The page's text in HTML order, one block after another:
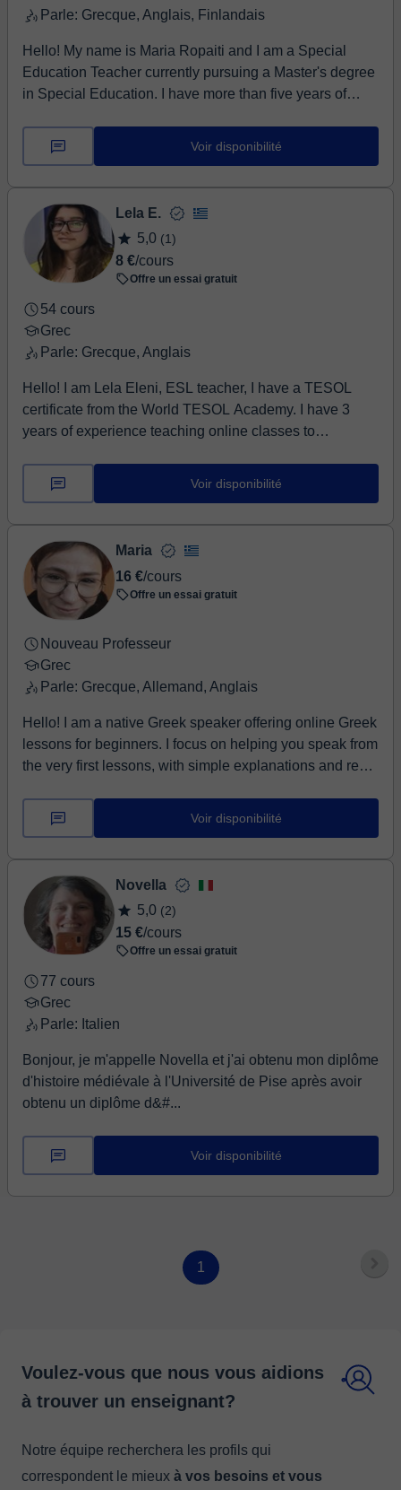
Parle: Grecque, Anglais, Finlandais
Hello! My name is Maria Ropaiti and I am a Special
Education Teacher currently pursuing a Master's degree
in Special Education. I have more than five years of
educational needs and helping them learn in a positive
and encouraging environment. I believe every child
according to each student's needs, goals and learning
style. My classes are friendly, patient and interactive,
helping students feel comfortable and confident while
learning. I can help children and beginners learn Greek
through conversations, activities, games and
personalized teaching methods. I enjoy creating a
supportive environment where students feel motivated
and understood. My goal is not only to teach, but also to
would be happy to support you in reaching your goals
and I look forward to meeting you!
Voir disponibilité
Lela E.
5,0 (1)
8 €/cours
Offre un essai gratuit
54 cours
Grec
Parle: Grecque, Anglais
Hello! I am Lela Eleni, ESL teacher, I have a TESOL
certificate from the World TESOL Academy. I have 3
years of experience teaching online classes to
on conversational English. I like to organise my online
English classes according to the learning objective and I
I will be happy to be your English teacher to help you
achieve everything you set out to do in terms of your
level of English!
Voir disponibilité
Maria
16 €/cours
Offre un essai gratuit
Nouveau Professeur
Grec
Parle: Grecque, Allemand, Anglais
Hello! I am a native Greek speaker offering online Greek
lessons for beginners. I focus on helping you speak from
the very first lessons, with simple explanations and real-
German, which makes it easier for me to support
international students and explain difficult concepts
to your personal goals, whether you are learning Greek
for travel, work or personal interest. I provide practice
material and guide you step by step so you can improve
with confidence. Feel free to send me a message and
start your Greek journey!
Voir disponibilité
Novella
5,0 (2)
15 €/cours
Offre un essai gratuit
77 cours
Grec
Parle: Italien
Bonjour, je m'appelle Novella et j'ai obtenu mon diplôme
d'histoire médiévale à l'Université de Pise après avoir
obtenu un diplôme d&#...
Voir disponibilité
1
Voulez-vous que nous vous aidions
à trouver un enseignant?
Notre équipe recherchera les profils qui
correspondent le mieux à vos besoins et vous